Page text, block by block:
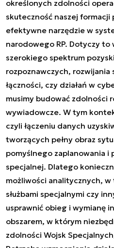
określonych zdolności
skuteczność naszej
efektywne narzędzie w
narodowego RP. Dotyczy to
szerokiego spektrum
rozpoznawczych,
łączności, czy działań w
musimy budować zdolności
wywiadowcze. W tym
czyli łączeniu danych
tworzących pełny obraz
pomyślnego zaplanowania i
specjalnej. Dlatego
możliwości analitycznych, w
służbami specjalnymi czy
usprawnić obieg i wymianę
obszarem, w którym
zdolności Wojsk